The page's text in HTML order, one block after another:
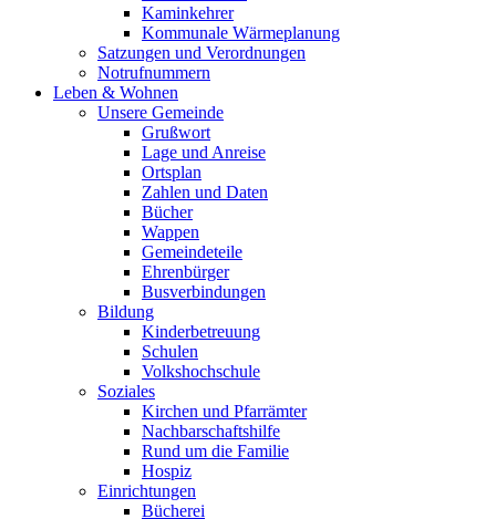
Kaminkehrer
Kommunale Wärmeplanung
Satzungen und Verordnungen
Notrufnummern
Leben & Wohnen
Unsere Gemeinde
Grußwort
Lage und Anreise
Ortsplan
Zahlen und Daten
Bücher
Wappen
Gemeindeteile
Ehrenbürger
Busverbindungen
Bildung
Kinderbetreuung
Schulen
Volkshochschule
Soziales
Kirchen und Pfarrämter
Nachbarschaftshilfe
Rund um die Familie
Hospiz
Einrichtungen
Bücherei